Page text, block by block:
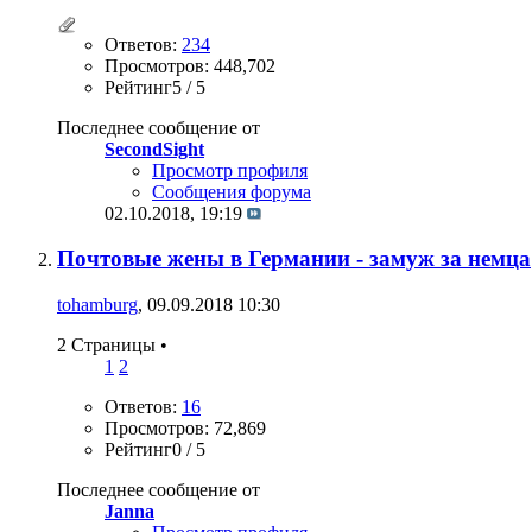
Ответов: 234
Просмотров: 448,702
Рейтинг5 / 5
Последнее сообщение от
SecondSight
Просмотр профиля
Сообщения форума
02.10.2018, 19:19
Почтовые жены в Германии - замуж за немца
tohamburg, 09.09.2018 10:30
2 Страницы •
1 2
Ответов: 16
Просмотров: 72,869
Рейтинг0 / 5
Последнее сообщение от
Janna